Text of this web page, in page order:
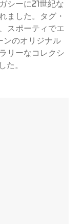
シーに21世紀な
ました。タグ・
スポーティでエ
ンのオリジナル
リーなコレクシ
た。